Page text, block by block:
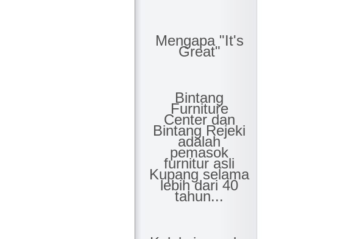
Mengapa "It's
Great"
Bintang
Furniture
Center dan
Bintang Rejeki
adalah
pemasok
furnitur asli
Kupang selama
lebih dari 40
tahun...